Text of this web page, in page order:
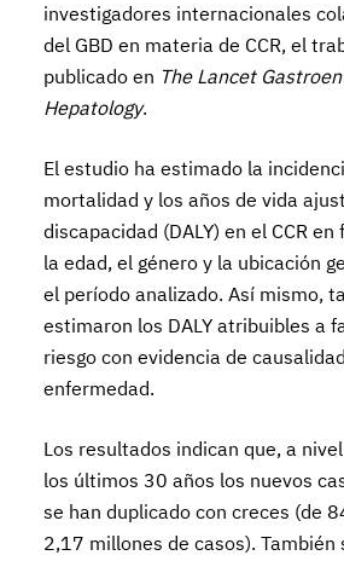
investigadores internacionales
del GBD en materia de CCR, el
publicado en The Lancet
Hepatology.
El estudio ha estimado la
mortalidad y los años de vida
discapacidad (DALY) en el CCR en
la edad, el género y la ubicación
el período analizado. Así mismo,
estimaron los DALY atribuibles a
riesgo con evidencia de
enfermedad.
Los resultados indican que, a
los últimos 30 años los nuevos
se han duplicado con creces (de
2,17 millones de casos). También